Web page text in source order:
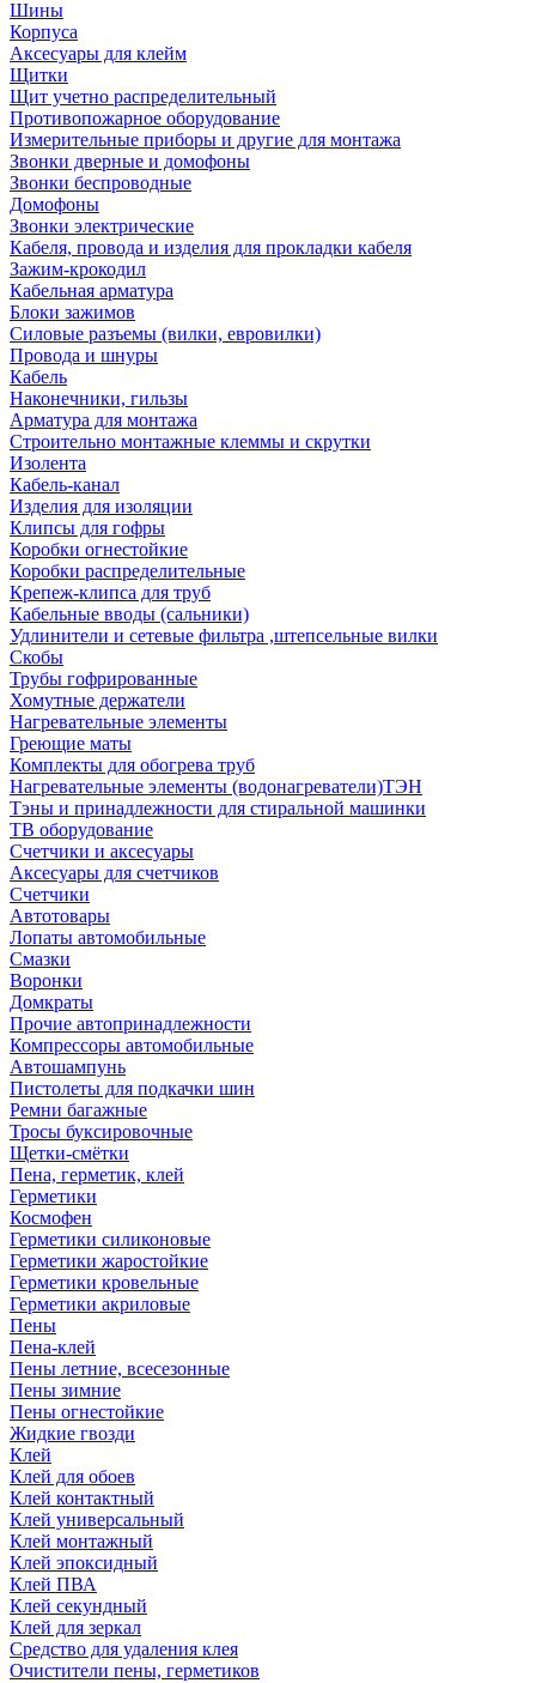
Шины
Корпуса
Аксесуары для клейм
Щитки
Щит учетно распределительный
Противопожарное оборудование
Измерительные приборы и другие для монтажа
Звонки дверные и домофоны
Звонки беспроводные
Домофоны
Звонки электрические
Кабеля, провода и изделия для прокладки кабеля
Зажим-крокодил
Кабельная арматура
Блоки зажимов
Силовые разъемы (вилки, евровилки)
Провода и шнуры
Кабель
Наконечники, гильзы
Арматура для монтажа
Строительно монтажные клеммы и скрутки
Изолента
Кабель-канал
Изделия для изоляции
Клипсы для гофры
Коробки огнестойкие
Коробки распределительные
Крепеж-клипса для труб
Кабельные вводы (сальники)
Удлинители и сетевые фильтра ,штепсельные вилки
Скобы
Трубы гофрированные
Хомутные держатели
Нагревательные элементы
Греющие маты
Комплекты для обогрева труб
Нагревательные элементы (водонагреватели)ТЭН
Тэны и принадлежности для стиральной машинки
ТВ оборудование
Счетчики и аксесуары
Аксесуары для счетчиков
Счетчики
Автотовары
Лопаты автомобильные
Смазки
Воронки
Домкраты
Прочие автопринадлежности
Компрессоры автомобильные
Автошампунь
Пистолеты для подкачки шин
Ремни багажные
Тросы буксировочные
Щетки-смётки
Пена, герметик, клей
Герметики
Космофен
Герметики силиконовые
Герметики жаростойкие
Герметики кровельные
Герметики акриловые
Пены
Пена-клей
Пены летние, всесезонные
Пены зимние
Пены огнестойкие
Жидкие гвозди
Клей
Клей для обоев
Клей контактный
Клей универсальный
Клей монтажный
Клей эпоксидный
Клей ПВА
Клей секундный
Клей для зеркал
Средство для удаления клея
Очистители пены, герметиков